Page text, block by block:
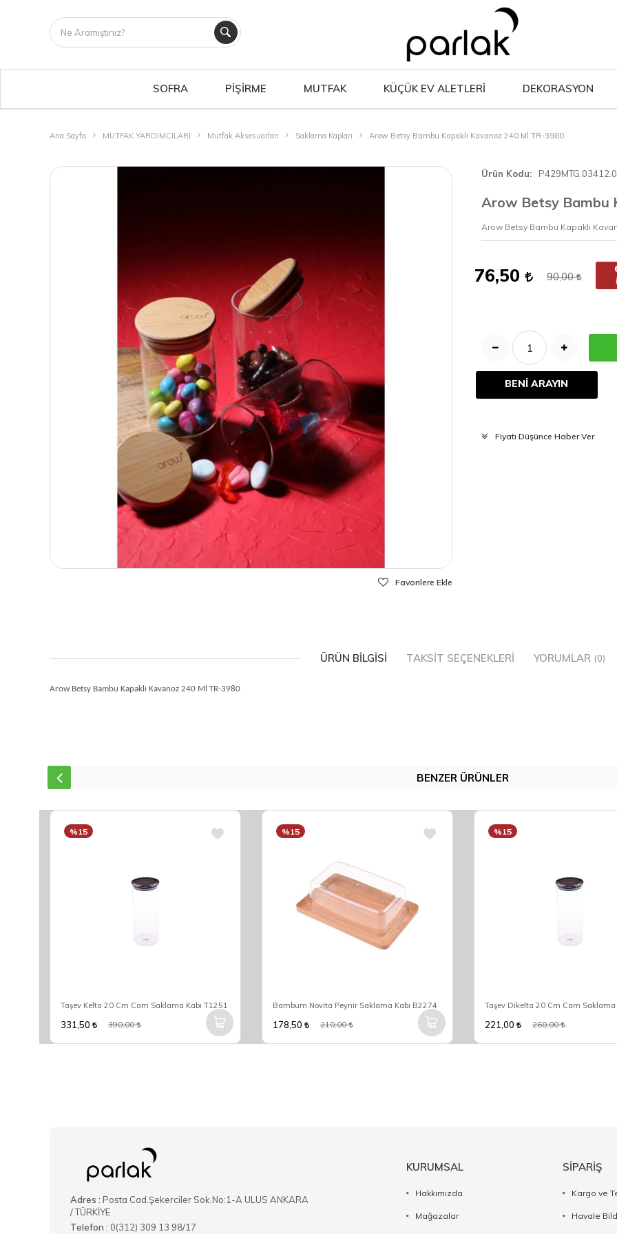
SOFRA PİŞİRME MUTFAK KÜÇÜK EV ALETLERİ DEKORASYON
Ana Sayfa MUTFAK YARDIMCILARI Mutfak Aksesuarları Saklama Kapları Arow Betsy Bambu Kapaklı Kavanoz 240 Ml TR-3980
Favorilere Ekle
Ürün Kodu
Arow Betsy Bambu
Arow Betsy Bambu Kapaklı
76,50 90,00
BENİ ARAYIN
Fiyatı Düşünce Haber Ver
ÜRÜN BILGISI TAKSIT SEÇENEKLERI YORUMLAR (0)
Arow Betsy Bambu Kapaklı Kavanoz 240 Ml TR-3980
BENZER ÜRÜNLER
Taşev Kelta 20 Cm Cam Saklama Kabı T1251
%15
331,50 390,00
Bambum Novita Peynir Saklama Kabı B2274
%15
178,50 210,00
%15
221,00 260,00
Adres : Posta Cad.Şekerciler Sok.No:1-A ULUS ANKARA
/ TÜRKİYE
Telefon : 0(312) 309 13 98/17
KURUMSAL
Hakkımızda
Mağazalar
SİPARİŞ
Kargo ve
Havale